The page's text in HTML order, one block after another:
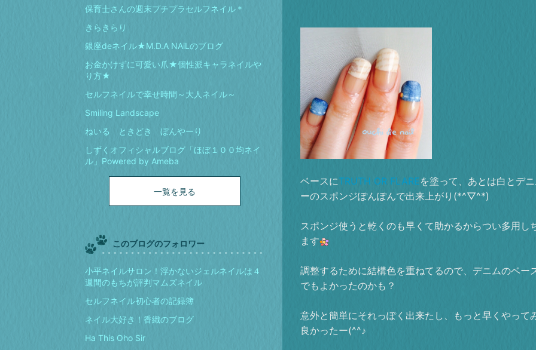
ベースにTRUTH OR FLAREを塗って、あとは白とデ
ーのスポンジぽんぽんで出来上がり(*^▽^*)
スポンジ使うと乾くのも早くて助かるからつい多用し
ます
調整するために結構色を重ねてるので、デニムのベー
でもよかったのかも？
意外と簡単にそれっぽく出来たし、もっと早くやって
良かったー(^^♪
保育士さんの週末プチプラセルフネイル＊
きらきらり
銀座deネイル★M.D.A NAiLのブログ
お金かけずに可愛い爪★個性派キャラネイルや
り方★
セルフネイルで幸せ時間～大人ネイル～
Smiling Landscape
ねいる ときどき ぼんやーり
しずくオフィシャルブログ「ほぼ１００均ネイ
ル」Powered by Ameba
一覧を見る
このブログのフォロワー
小平ネイルサロン！浮かないジェルネイルは４
週間のもちが評判マムズネイル
セルフネイル初心者の記録簿
ネイル大好き！香織のブログ
Ha This Oho Sir